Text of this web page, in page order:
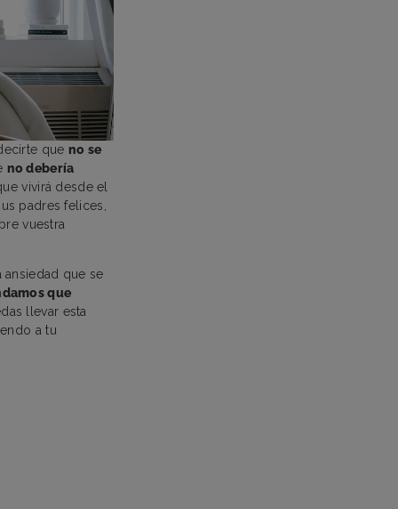
que no se
no debería
vivirá desde el
padres felices,
vuestra
ansiedad que se
que
llevar esta
a tu